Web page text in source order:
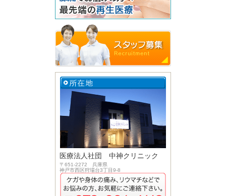
医療法人社団 中神クリニック
〒651-2272 兵庫県
神戸市西区狩場台3丁目9-8